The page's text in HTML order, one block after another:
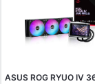
ASUS ROG RYUO IV